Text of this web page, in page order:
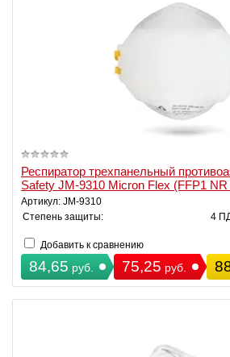
Респиратор трехпанельный
Safety JM-9310 Micron Flex (FFP1
Артикул: JM-9310
Степень защиты:
4
Добавить к сравнению
84,65 руб. 75,25 руб.